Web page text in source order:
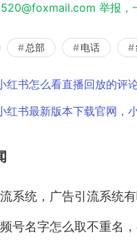
举报，
总部 电话
红书怎么看直播回放的评
红书最新版本下载官网，
系统，广告引流系统有
名字怎么取不重名，视频号取